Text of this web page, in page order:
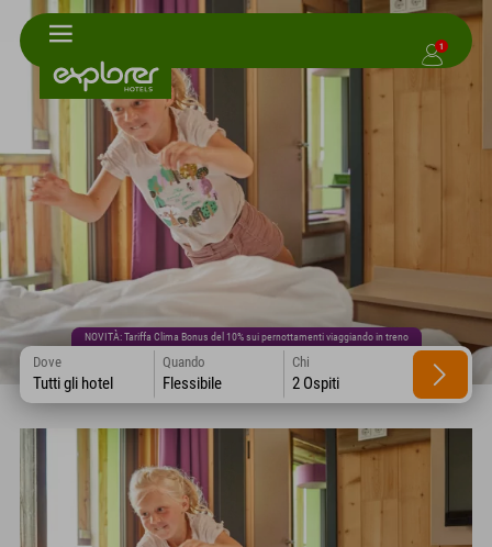
1
NOVITÀ: Tariffa Clima Bonus del 10% sui pernottamenti viaggiando in treno
Dove
Tutti gli hotel
Quando
Flessibile
Chi
2 Ospiti